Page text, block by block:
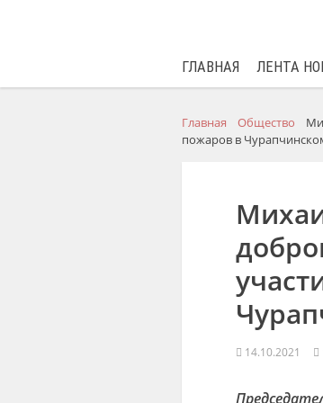
ГЛАВНАЯ ЛЕНТА
Главная Общество
пожаров в
14.10.2021